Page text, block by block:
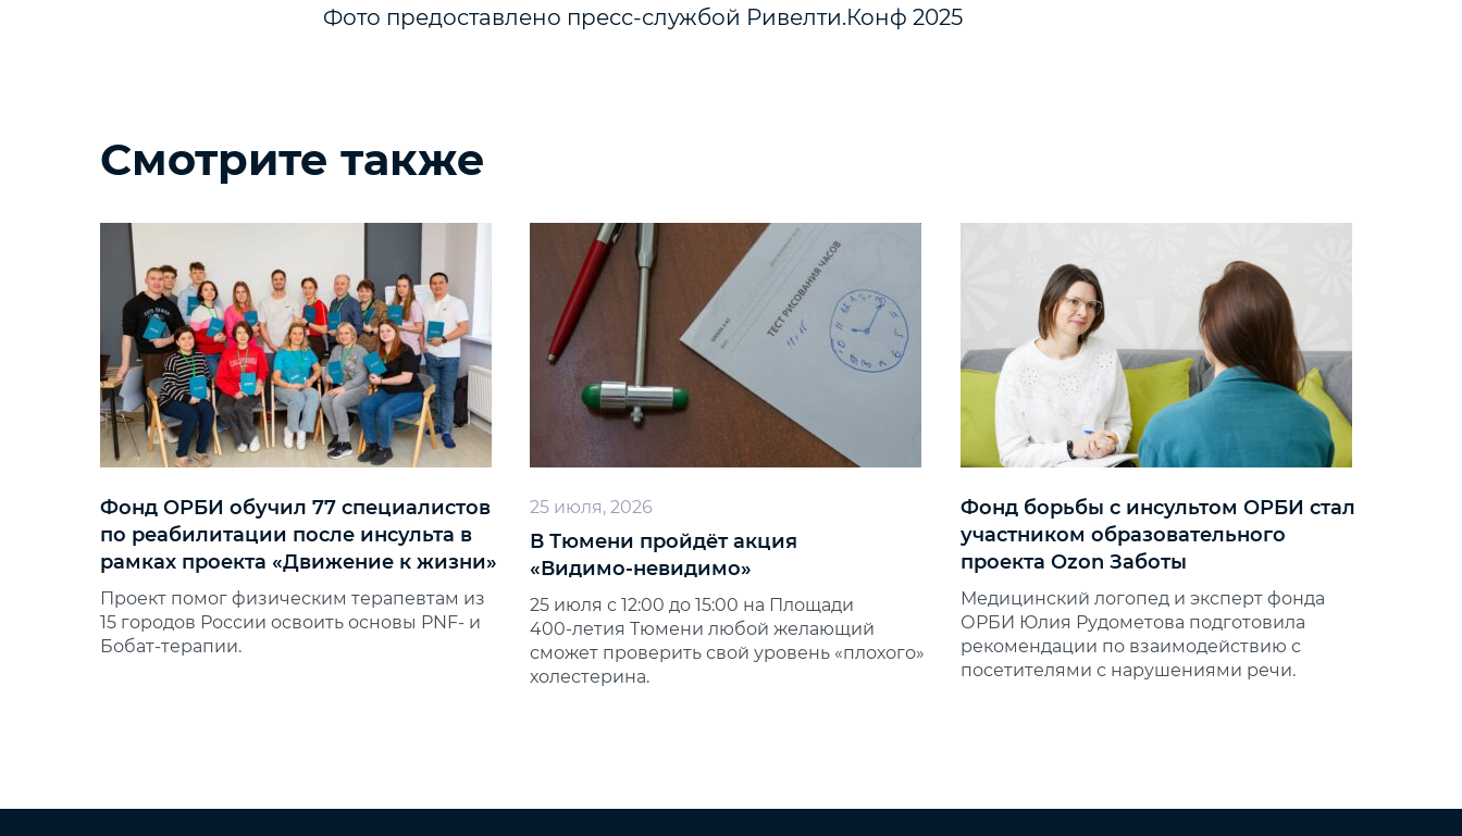
Фото предоставлено пресс-службой Ривелти.Конф 2025
Смотрите также
Фонд ОРБИ обучил 77 специалистов
по реабилитации после инсульта в
рамках проекта «Движение к жизни»
Проект помог физическим терапевтам из
15 городов России освоить основы PNF‑ и
Бобат‑терапии.
25 июля, 2026
В Тюмени пройдёт акция
«Видимо‑невидимо»
25 июля с 12:00 до 15:00 на Площади
400‑летия Тюмени любой желающий
сможет проверить свой уровень «плохого»
холестерина.
Фонд борьбы с инсультом ОРБИ стал
участником образовательного
проекта Ozon Заботы
Медицинский логопед и эксперт фонда
ОРБИ Юлия Рудометова подготовила
рекомендации по взаимодействию с
посетителями с нарушениями речи.